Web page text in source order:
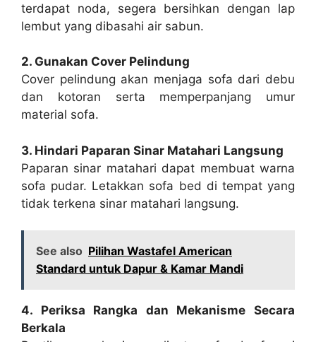
terdapat noda, segera bersihkan dengan lap
lembut yang dibasahi air sabun.
2. Gunakan Cover Pelindung
Cover pelindung akan menjaga sofa dari debu
dan kotoran serta memperpanjang umur
material sofa.
3. Hindari Paparan Sinar Matahari Langsung
Paparan sinar matahari dapat membuat warna
sofa pudar. Letakkan sofa bed di tempat yang
tidak terkena sinar matahari langsung.
See also Pilihan Wastafel American
Standard untuk Dapur & Kamar Mandi
4. Periksa Rangka dan Mekanisme Secara
Berkala